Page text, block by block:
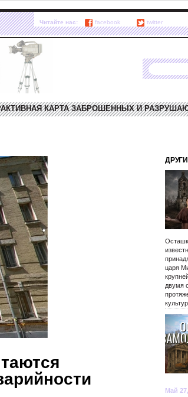
Читайте нас: facebook twitter
КАРТА ЗАБРОШЕННЫХ И
царя
двумя
Май